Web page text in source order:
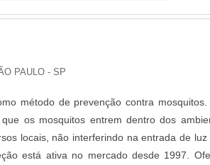
PAULO - SP
método de prevenção contra mosquitos.
os mosquitos entrem dentro dos
locais, não interferindo na entrada de luz
está ativa no mercado desde 1997.